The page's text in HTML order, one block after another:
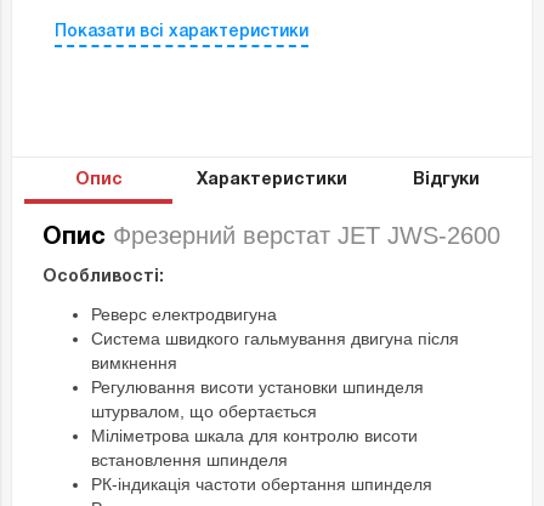
Показати всі характеристики
Опис Характеристики Відгуки
Опис Фрезерний верстат JET JWS-2600
Особливості:
Реверс електродвигуна
Система швидкого гальмування двигуна після
вимкнення
Регулювання висоти установки шпинделя
штурвалом, що обертається
Міліметрова шкала для контролю висоти
встановлення шпинделя
РК-індикація частоти обертання шпинделя